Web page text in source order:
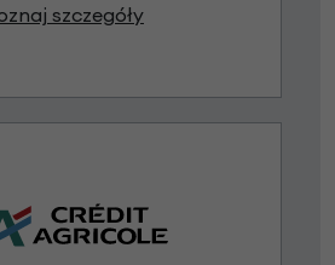
szczegóły